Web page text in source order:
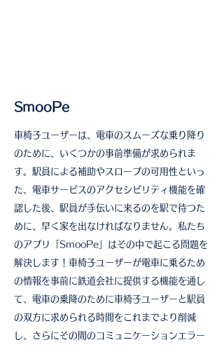
SmooPe
車椅子ユーザーは、電車のスムーズな乗り降り
のために、いくつかの事前準備が求められま
す。駅員による補助やスロープの可用性といっ
た、電車サービスのアクセシビリティ機能を確
認した後、駅員が手伝いに来るのを駅で待つた
めに、早く家を出なければなりません。私たち
のアプリ「SmooPe」はその中で起こる問題を
解決します！車椅子ユーザーが電車に乗るため
の情報を事前に鉄道会社に提供する機能を通し
て、電車の乗降のために車椅子ユーザーと駅員
の双方に求められる時間をこれまでより削減
し、さらにその間のコミュニケーションエラー